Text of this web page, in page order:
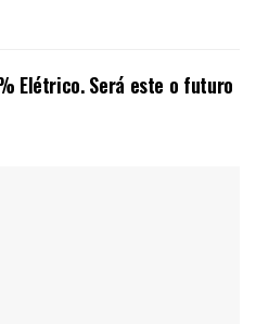
Elétrico. Será este o futuro